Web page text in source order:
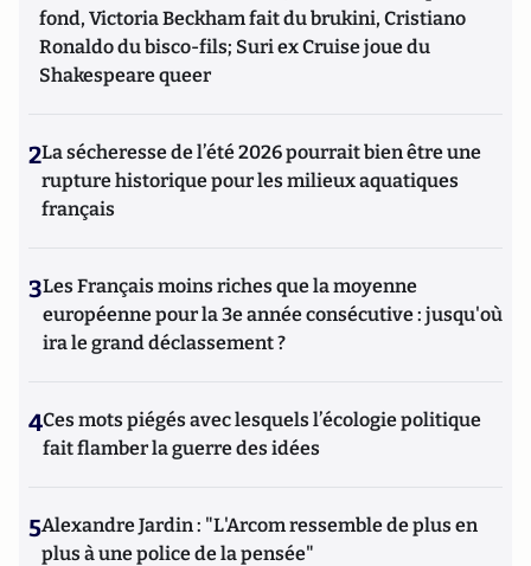
fond, Victoria Beckham fait du brukini, Cristiano
Ronaldo du bisco-fils; Suri ex Cruise joue du
Shakespeare queer
2La sécheresse de l’été 2026 pourrait bien être une
rupture historique pour les milieux aquatiques
français
3Les Français moins riches que la moyenne
européenne pour la 3e année consécutive : jusqu'où
ira le grand déclassement ?
4Ces mots piégés avec lesquels l’écologie politique
fait flamber la guerre des idées
5Alexandre Jardin : "L'Arcom ressemble de plus en
plus à une police de la pensée"